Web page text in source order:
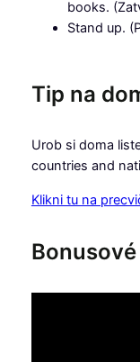
books.
Stand up.
Tip na
Urob si doma
countries and
Klikni tu na